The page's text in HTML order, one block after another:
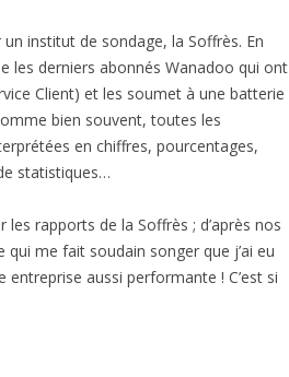
institut de sondage, la Soffrès. En
les derniers abonnés Wanadoo qui ont
Client) et les soumet à une batterie
bien souvent, toutes les
en chiffres, pourcentages,
statistiques…
les rapports de la Soffrès ; d’après nos
me fait soudain songer que j’ai eu
entreprise aussi performante ! C’est si